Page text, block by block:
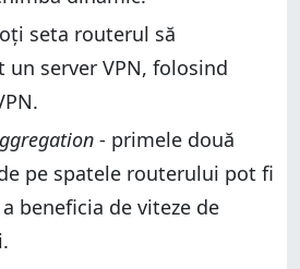
seta routerul să
server VPN, folosind
- primele două
pe spatele routerului pot fi
beneficia de viteze de